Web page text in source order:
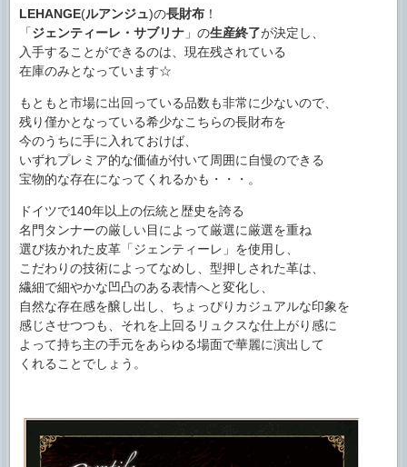
LEHANGE(ルアンジュ)の長財布 ！
「ジェンティーレ・サブリナ 」の生産終了が決定し、
入手することができるのは、現在残されている
在庫のみとなっています☆
もともと市場に出回っている品数も非常に少ないので、
残り僅かとなっている希少なこちらの長財布を
今のうちに手に入れておけば、
いずれプレミア的な価値が付いて周囲に自慢のできる
宝物的な存在になってくれるかも・・・。
ドイツで140年以上の伝統と歴史を誇る
名門タンナーの厳しい目によって厳選に厳選を重ね
選び抜かれた皮革「ジェンティーレ」を使用し、
こだわりの技術によってなめし、型押しされた革は、
繊細で細やかな凹凸のある表情へと変化し、
自然な存在感を醸し出し、ちょっぴりカジュアルな印象を
感じさせつつも、それを上回るリュクスな仕上がり感に
よって持ち主の手元をあらゆる場面で華麗に演出して
くれることでしょう。